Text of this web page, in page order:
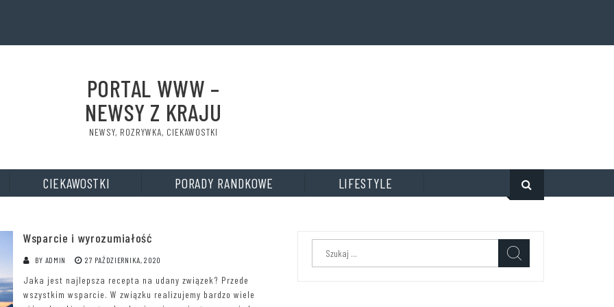
PORTAL WWW –
NEWSY Z KRAJU
NEWSY, ROZRYWKA, CIEKAWOSTKI
CIEKAWOSTKI PORADY RANDKOWE LIFESTYLE
Wsparcie i wyrozumiałość
BY ADMIN 27 PAŹDZIERNIKA, 2020
Jaka jest najlepsza recepta na udany związek? Przede
wszystkim wsparcie. W związku realizujemy bardzo wiele